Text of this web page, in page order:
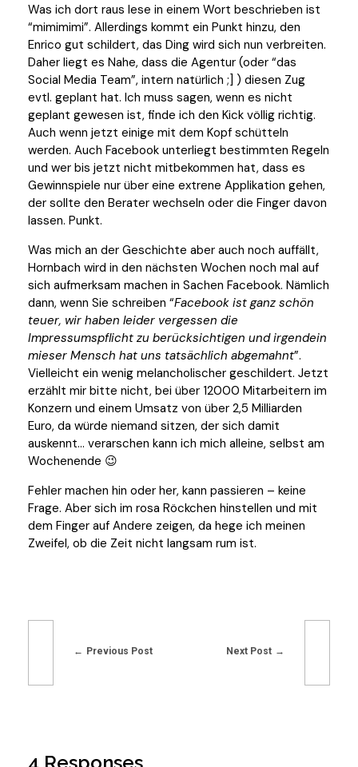
Was ich dort raus lese in einem Wort beschrieben ist
“mimimimi”. Allerdings kommt ein Punkt hinzu, den
Enrico gut schildert, das Ding wird sich nun verbreiten.
Daher liegt es Nahe, dass die Agentur (oder “das
Social Media Team”, intern natürlich ;] ) diesen Zug
evtl. geplant hat. Ich muss sagen, wenn es nicht
geplant gewesen ist, finde ich den Kick völlig richtig.
Auch wenn jetzt einige mit dem Kopf schütteln
werden. Auch Facebook unterliegt bestimmten Regeln
und wer bis jetzt nicht mitbekommen hat, dass es
Gewinnspiele nur über eine extrene Applikation gehen,
der sollte den Berater wechseln oder die Finger davon
lassen. Punkt.
Was mich an der Geschichte aber auch noch auffällt,
Hornbach wird in den nächsten Wochen noch mal auf
sich aufmerksam machen in Sachen Facebook. Nämlich
dann, wenn Sie schreiben “Facebook ist ganz schön
teuer, wir haben leider vergessen die
Impressumspflicht zu berücksichtigen und irgendein
mieser Mensch hat uns tatsächlich abgemahnt”.
Vielleicht ein wenig melancholischer geschildert. Jetzt
erzählt mir bitte nicht, bei über 12000 Mitarbeitern im
Konzern und einem Umsatz von über 2,5 Milliarden
Euro, da würde niemand sitzen, der sich damit
auskennt… verarschen kann ich mich alleine, selbst am
Wochenende 😉
Fehler machen hin oder her, kann passieren – keine
Frage. Aber sich im rosa Röckchen hinstellen und mit
dem Finger auf Andere zeigen, da hege ich meinen
Zweifel, ob die Zeit nicht langsam rum ist.
Previous Post Next Post
4 Responses